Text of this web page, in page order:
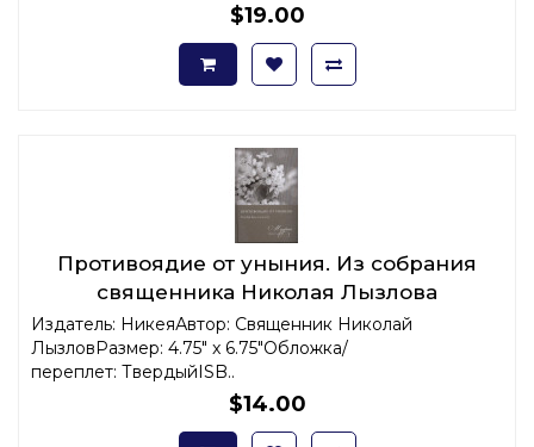
$19.00
Противоядие от уныния. Из собрания
священника Николая Лызлова
Издатель: НикеяАвтор: Священник Николай
ЛызловРазмер: 4.75" x 6.75"Обложка/
переплет: ТвердыйISB..
$14.00